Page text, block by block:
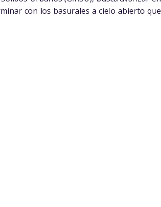
con los basurales a cielo abierto que